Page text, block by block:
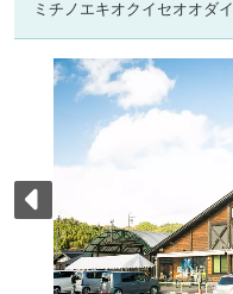
ミチノエキオクイセオオダイ